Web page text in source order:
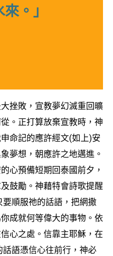
。」
挫敗，宣教夢幻滅重回曠
。正打算放棄宣教時，神
命記的應許經文(如上)安
夢想，朝應許之地邁進。
心預備短期回泰國前夕，
鼓勵。神藉特會詩歌提醒
順服祂的話語，把網撒
成就何等偉大的事物。依
心之處。信靠主耶穌，在
語憑信心往前行，神必